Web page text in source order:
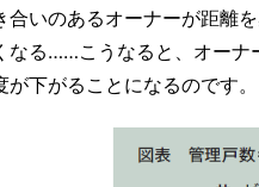
合いのあるオーナーが距離
なる……こうなると、オーナ
が下がることになるのです。